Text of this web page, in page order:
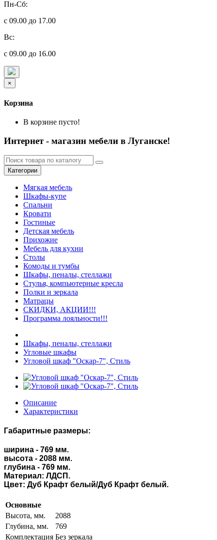
Пн-Сб:
с 09.00 до 17.00
Вс:
с 09.00 до 16.00
×
Корзина
В корзине пусто!
Интернет - магазин мебели в Луганске!
Категории
Мягкая мебель
Шкафы-купе
Спальни
Кровати
Гостиные
Детская мебель
Прихожие
Мебель для кухни
Столы
Комоды и тумбы
Шкафы, пеналы, стеллажи
Стулья, компьютерные кресла
Полки и зеркала
Матрацы
СКИДКИ, АКЦИИ!!!
Программа лояльности!!!
Шкафы, пеналы, стеллажи
Угловые шкафы
Угловой шкаф "Оскар-7", Стиль
Описание
Характеристики
Габаритные размеры:
ширина - 769 мм.
высота - 2088 мм.
глубина - 769 мм.
Материал: ЛДСП.
Цвет: Дуб Крафт белый/Дуб Крафт белый.
Основные
Высота, мм.
2088
Глубина, мм.
769
Комплектация Без зеркала